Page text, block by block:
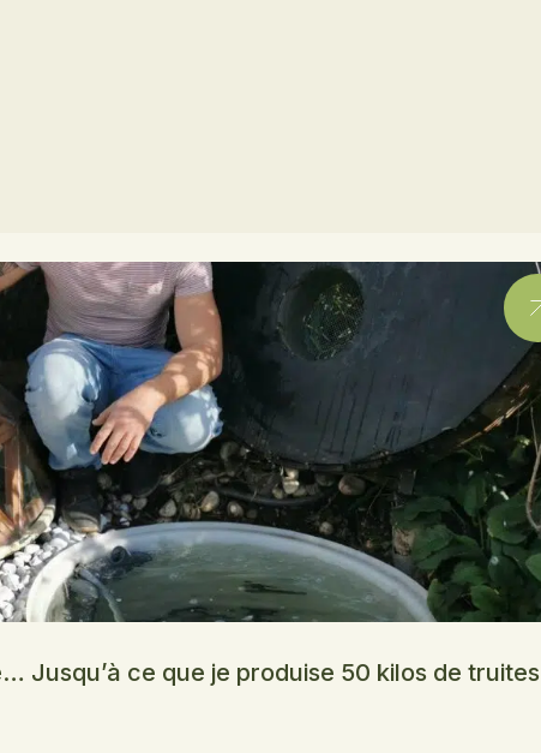
Jusqu’à ce que je produise 50 kilos de truites